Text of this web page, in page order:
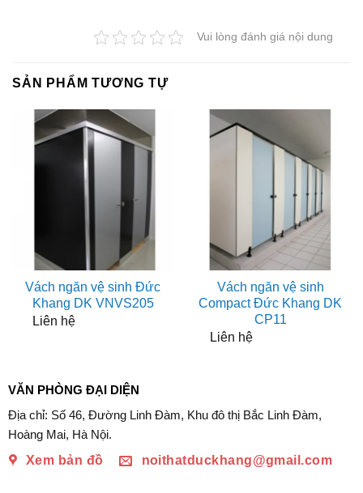
Vui lòng đánh giá nội dung
SẢN PHẨM TƯƠNG TỰ
Vách ngăn vệ sinh Đức
Khang DK VNVS205
Liên hệ
Vách ngăn vệ sinh
Compact Đức Khang DK
CP11
Liên hệ
VĂN PHÒNG ĐẠI DIỆN
Địa chỉ: Số 46, Đường Linh Đàm, Khu đô thị Bắc Linh Đàm,
Hoàng Mai, Hà Nội.
Xem bản đồ
noithatduckhang@gmail.com